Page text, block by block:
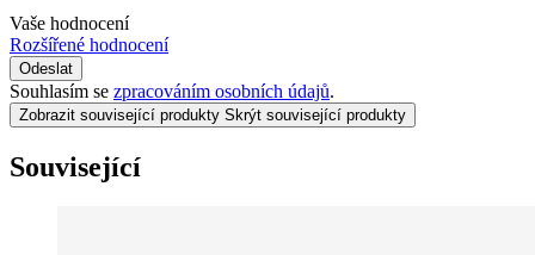
Vaše hodnocení
Rozšířené hodnocení
Odeslat
Souhlasím se zpracováním osobních údajů.
Zobrazit související produkty Skrýt související produkty
Související